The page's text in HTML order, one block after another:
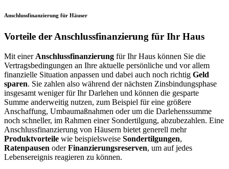
Anschlussfinanzierung für Häuser
Vorteile der Anschlussfinanzierung für Ihr Haus
Mit einer Anschlussfinanzierung für Ihr Haus können Sie die
Vertragsbedingungen an Ihre aktuelle persönliche und vor allem
finanzielle Situation anpassen und dabei auch noch richtig Geld
sparen. Sie zahlen also während der nächsten Zinsbindungsphase
insgesamt weniger für Ihr Darlehen und können die gesparte
Summe anderweitig nutzen, zum Beispiel für eine größere
Anschaffung, Umbaumaßnahmen oder um die Darlehenssumme
noch schneller, im Rahmen einer Sondertilgung, abzubezahlen. Eine
Anschlussfinanzierung von Häusern bietet generell mehr
Produktvorteile wie beispielsweise Sondertilgungen,
Ratenpausen oderFinanzierungsreserven, um auf jedes
Lebensereignis reagieren zu können.